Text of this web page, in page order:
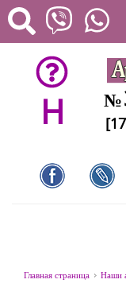
H №
Главная страница Наши